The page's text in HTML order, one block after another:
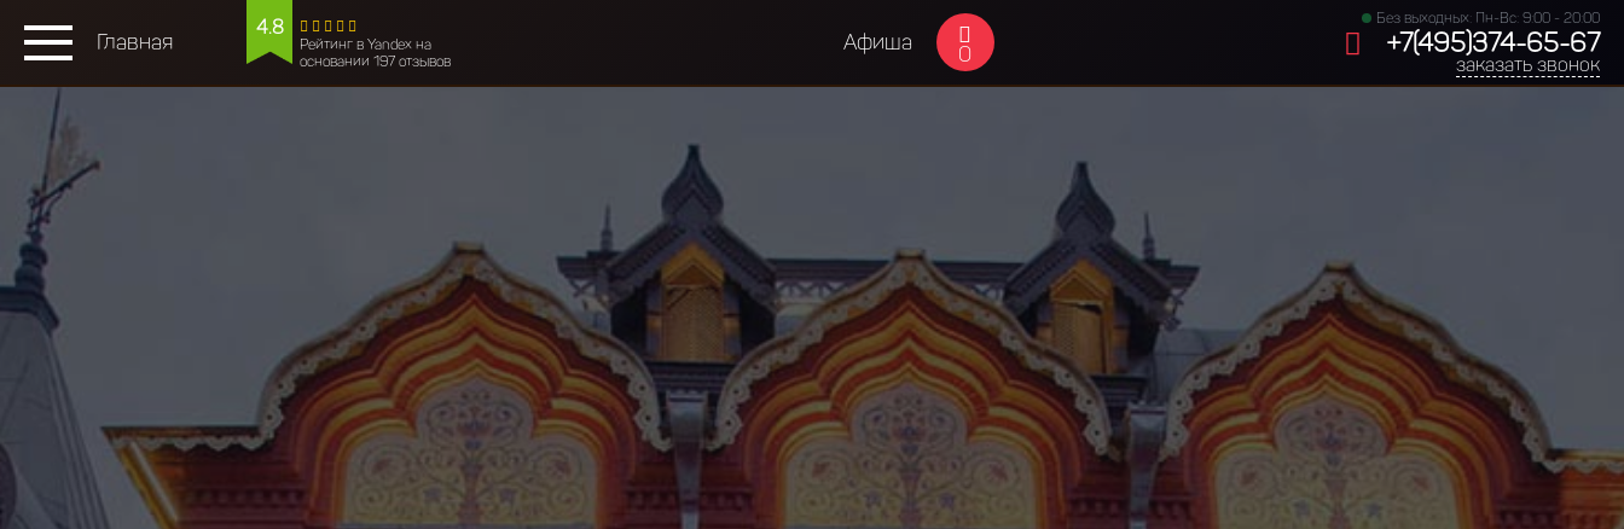
Главная
4.8
Рейтинг в Yandex на
основании 197 отзывов
Афиша 0
Без выходных: Пн-Вс: 9:00 - 20:00
+7(495)374-65-67
заказать звонок